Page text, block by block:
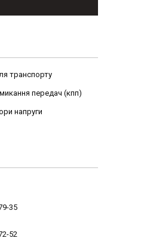
транспорту
передач (кпп)
напруги
35
52